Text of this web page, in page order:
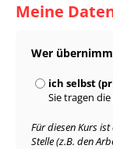
Meine
Wer
ich selbst
Sie tragen
Für diesen Kurs
Stelle (z.B. den